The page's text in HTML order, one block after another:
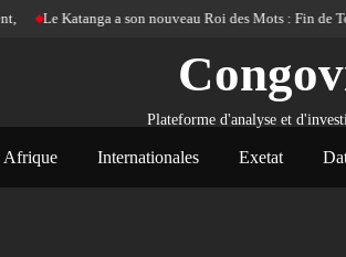
Le Katanga a son nouveau Roi des Mots : Fin de
Plateforme d'analyse et
Afrique Internationales Exetat